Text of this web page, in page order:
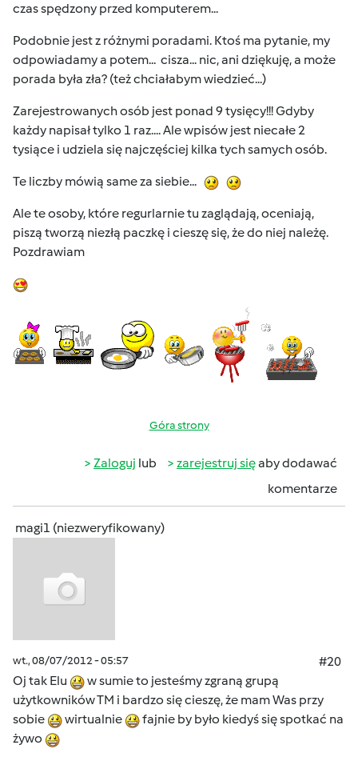
czas spędzony przed komputerem...
Podobnie jest z różnymi poradami. Ktoś ma pytanie, my
odpowiadamy a potem... cisza... nic, ani dziękuję, a może
porada była zła? (też chciałabym wiedzieć...)
Zarejestrowanych osób jest ponad 9 tysięcy!!! Gdyby
każdy napisał tylko 1 raz.... Ale wpisów jest niecałe 2
tysiące i udziela się najczęściej kilka tych samych osób.
Te liczby mówią same za siebie...
Ale te osoby, które regurlarnie tu zaglądają, oceniają,
piszą tworzą niezłą paczkę i cieszę się, że do niej należę.
Pozdrawiam
Góra strony
Zaloguj lub zarejestruj sięaby dodawać
komentarze
magi1 (niezweryfikowany)
wt., 08/07/2012 - 05:57
#20
Oj tak Elu
w sumie to jesteśmy zgraną grupą
użytkowników TM i bardzo się cieszę, że mam Was przy
sobie
wirtualnie
fajnie by było kiedyś się spotkać na
żywo